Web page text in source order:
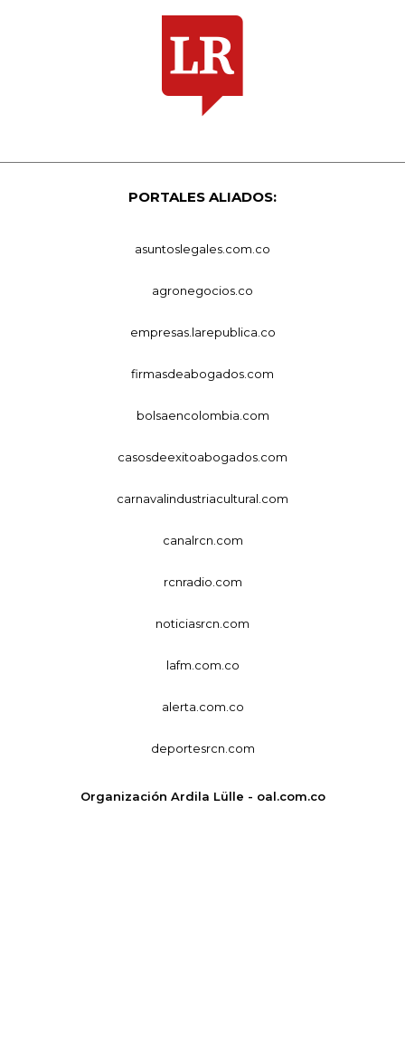
PORTALES ALIADOS:
asuntoslegales.com.co
agronegocios.co
empresas.larepublica.co
firmasdeabogados.com
bolsaencolombia.com
casosdeexitoabogados.com
carnavalindustriacultural.com
canalrcn.com
rcnradio.com
noticiasrcn.com
lafm.com.co
alerta.com.co
deportesrcn.com
Organización Ardila Lülle - oal.com.co